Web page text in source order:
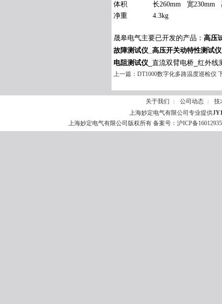
体积
长260mm 宽230mm
净重
4.3kg
晟皋电气主要已开发的产品： 高压
故障测试仪_高压开关动特性测试
电阻测试仪_直流双臂电桥_红外线
上一篇： DT1000数字化多路温度巡检仪
关于我们 | 公司动态 |
技
上海妙定电气有限公司专业提供
上海妙定电气有限公司版权所有 备案号： 沪ICP备